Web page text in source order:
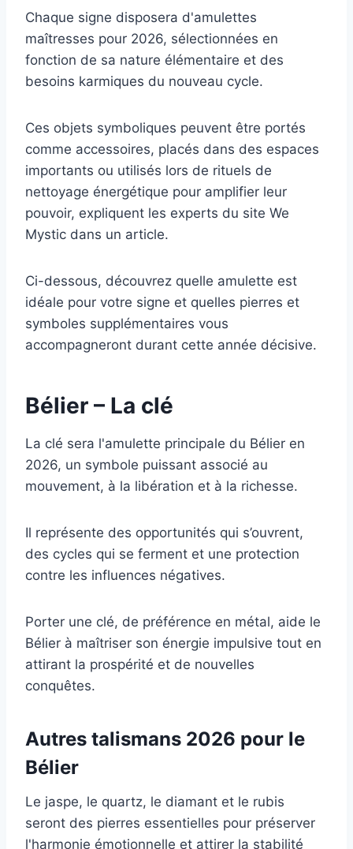
Chaque signe disposera d'amulettes
maîtresses pour 2026, sélectionnées en
fonction de sa nature élémentaire et des
besoins karmiques du nouveau cycle.
Ces objets symboliques peuvent être portés
comme accessoires, placés dans des espaces
importants ou utilisés lors de rituels de
nettoyage énergétique pour amplifier leur
pouvoir, expliquent les experts du site We
Mystic dans un article.
Ci-dessous, découvrez quelle amulette est
idéale pour votre signe et quelles pierres et
symboles supplémentaires vous
accompagneront durant cette année décisive.
Bélier – La clé
La clé sera l'amulette principale du Bélier en
2026, un symbole puissant associé au
mouvement, à la libération et à la richesse.
Il représente des opportunités qui s’ouvrent,
des cycles qui se ferment et une protection
contre les influences négatives.
Porter une clé, de préférence en métal, aide le
Bélier à maîtriser son énergie impulsive tout en
attirant la prospérité et de nouvelles
conquêtes.
Autres talismans 2026 pour le
Bélier
Le jaspe, le quartz, le diamant et le rubis
seront des pierres essentielles pour préserver
l'harmonie émotionnelle et attirer la stabilité